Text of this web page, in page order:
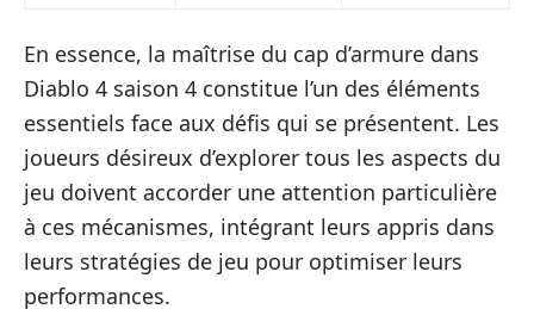
En essence, la maîtrise du cap d’armure dans
Diablo 4 saison 4 constitue l’un des éléments
essentiels face aux défis qui se présentent. Les
joueurs désireux d’explorer tous les aspects du
jeu doivent accorder une attention particulière
à ces mécanismes, intégrant leurs appris dans
leurs stratégies de jeu pour optimiser leurs
performances.